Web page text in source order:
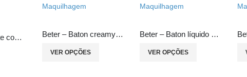
Beter – Bandolete com cactos Mr. Wonderful Beter – Baton creamy lips
VER OPÇÕES
Beter – Baton líquido mate
VER OPÇÕES